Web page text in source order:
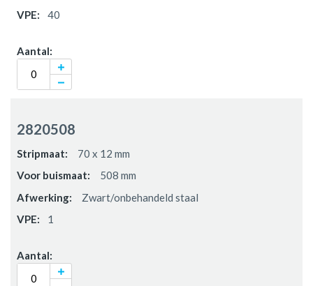
40
2820508
70 x 12 mm
508 mm
Zwart/onbehandeld staal
1